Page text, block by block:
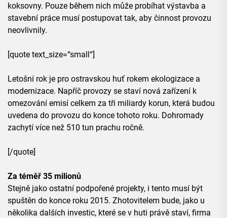
koksovny. Pouze během nich může probíhat výstavba a
stavební práce musí postupovat tak, aby činnost provozu
neovlivnily.
[quote text_size=“small“]
Letošní rok je pro ostravskou huť rokem ekologizace a
modernizace. Napříč provozy se staví nová zařízení k
omezování emisí celkem za tři miliardy korun, která budou
uvedena do provozu do konce tohoto roku. Dohromady
zachytí více než 510 tun prachu ročně.
[/quote]
Za téměř 35 milionů
Stejně jako ostatní podpořené projekty, i tento musí být
spuštěn do konce roku 2015. Zhotovitelem bude, jako u
několika dalších investic, které se v huti právě staví, firma